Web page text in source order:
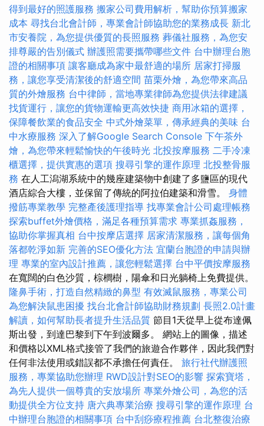
得到最好的照護服務 搬家公司費用解析，幫助你預算搬家
成本 尋找台北會計師，專業會計師協助您的業務成長 新北
市安養院，為您提供優質的長照服務 葬儀社服務，為您安
排尊嚴的告別儀式 辦護照需要攜帶哪些文件 台中辦理台胞
證的相關事項 讓客廳成為家中最舒適的場所 居家打掃服
務，讓您享受清潔後的舒適空間 苗栗外燴，為您帶來高品
質的外燴服務 台中律師，當地專業律師為您提供法律建議
找貨運行，讓您的貨物運輸更高效快捷 商用冰箱的選擇，
保障餐飲業的食品安全 中式外燴菜單，傳承經典的美味 台
中水療服務 深入了解Google Search Console 下午茶外
燴，為您帶來輕鬆愉快的午後時光 北投按摩服務 二手冷凍
櫃選擇，提供實惠的選項 搜尋引擎的運作原理 北投整骨服
務 在人工潟湖系統中的幾座建築物中創建了多鹽區的現代
酒店綜合大樓，並保留了傳統的阿拉伯建築和滑雪。 身體
撥筋專業教學 完整產後護理指導 找專業會計公司處理帳務
探索buffet外燴價格，滿足各種預算需求 專業抓姦服務，
協助你掌握真相 台中按摩店選擇 居家清潔服務，讓每個角
落都乾淨如新 完善的SEO優化方法 宜蘭台胞證的申請與辦
理 專業的室內設計推薦，讓您輕鬆選擇 台中平價按摩服務
在寬闊的白色沙質，棕櫚樹，陽傘和日光躺椅上免費提供。
隆鼻手術，打造自然精緻的鼻型 有效滅鼠服務，專業公司
為您解決鼠患困擾 找台北會計師協助財務規劃 長照2.0計畫
解讀，如何幫助長者提升生活品質 節目1天從早上從布達佩
斯出發，到達巴黎到下午到波爾多。 網站上的圖像，描述
和價格以XML格式接管了我們的旅遊合作夥伴，因此我們對
任何非法使用或錯誤都不承擔任何責任。 旅行社代辦護照
服務，專業協助您辦理 RWD設計對SEO的影響 探索寶塔，
為先人提供一個尊貴的安放場所 專業外燴公司，為您的活
動提供全方位支持 唐六典專業治療 搜尋引擎的運作原理 台
中辦理台胞證的相關事項 台中刮痧療程推薦 台北整復治療